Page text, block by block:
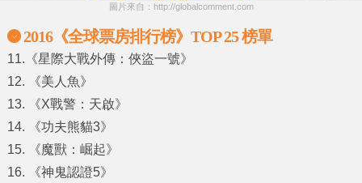
圖片來自：http://globalcomment.com
2016《全球票房排行榜》TOP 25 榜單
11.《星際大戰外傳：俠盜一號》
12. 《美人魚》
13. 《X戰警：天啟》
14. 《功夫熊貓3》
15. 《魔獸：崛起》
16. 《神鬼認證5》